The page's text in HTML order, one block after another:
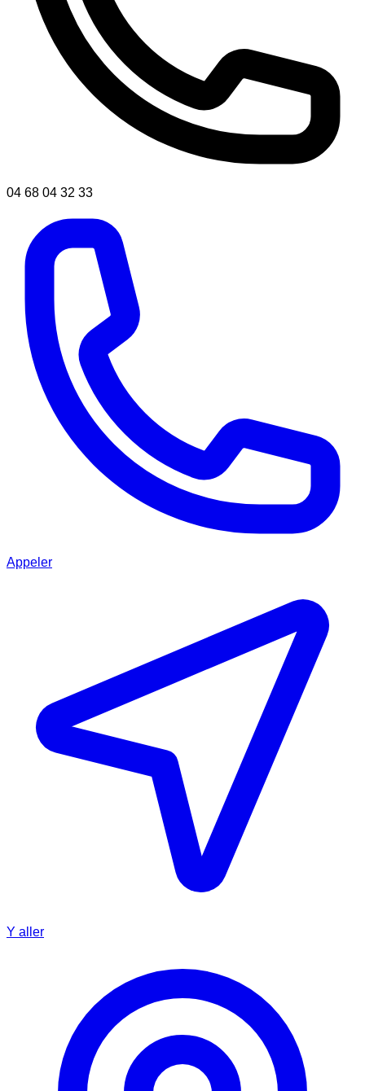
04 68 04 32 33
Appeler
Y aller